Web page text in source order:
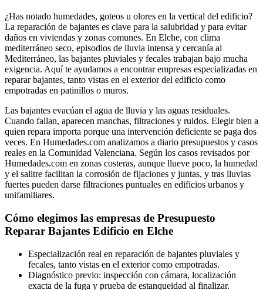
¿Has notado humedades, goteos u olores en la vertical del edificio?
La reparación de bajantes es clave para la salubridad y para evitar
daños en viviendas y zonas comunes. En Elche, con clima
mediterráneo seco, episodios de lluvia intensa y cercanía al
Mediterráneo, las bajantes pluviales y fecales trabajan bajo mucha
exigencia. Aquí te ayudamos a encontrar empresas especializadas en
reparar bajantes, tanto vistas en el exterior del edificio como
empotradas en patinillos o muros.
Las bajantes evacúan el agua de lluvia y las aguas residuales.
Cuando fallan, aparecen manchas, filtraciones y ruidos. Elegir bien a
quien repara importa porque una intervención deficiente se paga dos
veces. En Humedades.com analizamos a diario presupuestos y casos
reales en la Comunidad Valenciana. Según los casos revisados por
Humedades.com en zonas costeras, aunque llueve poco, la humedad
y el salitre facilitan la corrosión de fijaciones y juntas, y tras lluvias
fuertes pueden darse filtraciones puntuales en edificios urbanos y
unifamiliares.
Cómo elegimos las empresas de Presupuesto
Reparar Bajantes Edificio en Elche
Especialización real en reparación de bajantes pluviales y
fecales, tanto vistas en el exterior como empotradas.
Diagnóstico previo: inspección con cámara, localización
exacta de la fuga y prueba de estanqueidad al finalizar.